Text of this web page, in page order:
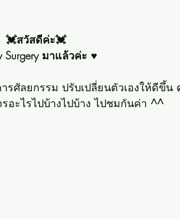
💓สวัสดีค่ะ💓
Surgery มาแล้วค่ะ ♥
รศัลยกรรม ปรับเปลี่ยนตัวเองให้ดีขึ้
อะไรไปบ้างไปบ้าง ไปชมกันค่า ^^